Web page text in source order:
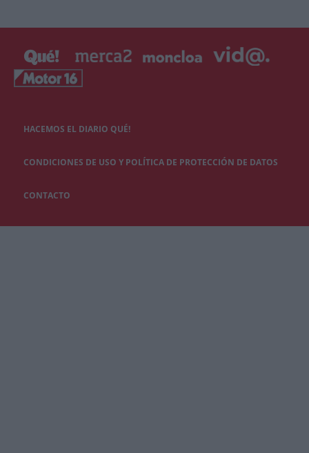
HACEMOS EL DIARIO QUÉ!
CONDICIONES DE USO Y POLÍTICA DE PROTECCIÓN DE DATOS
CONTACTO